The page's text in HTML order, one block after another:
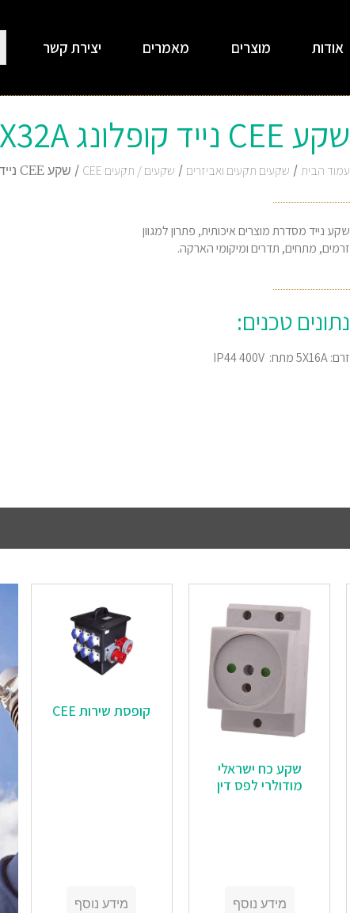
אודות מוצרים מאמרים יצירת קשר
שקע CEE נייד קופלונג IP44 5X16A 5X32A
עמוד הבית / שקעים תקעים ואביזרים / שקעים / תקעים CEE / שקע CEE נייד קופלונג IP44 5X16A 5X32A
שקע נייד מסדרת מוצרים איכותית, פתרון למגוון
זרמים, מתחים, תדרים ומיקומי הארקה.
נתונים טכנים:
זרם: 5X16A מתח: IP44 400V
שקע כח ישראלי
מודולרי לפס דין
מידע נוסף
קופסת שירות CEE
מידע נוסף